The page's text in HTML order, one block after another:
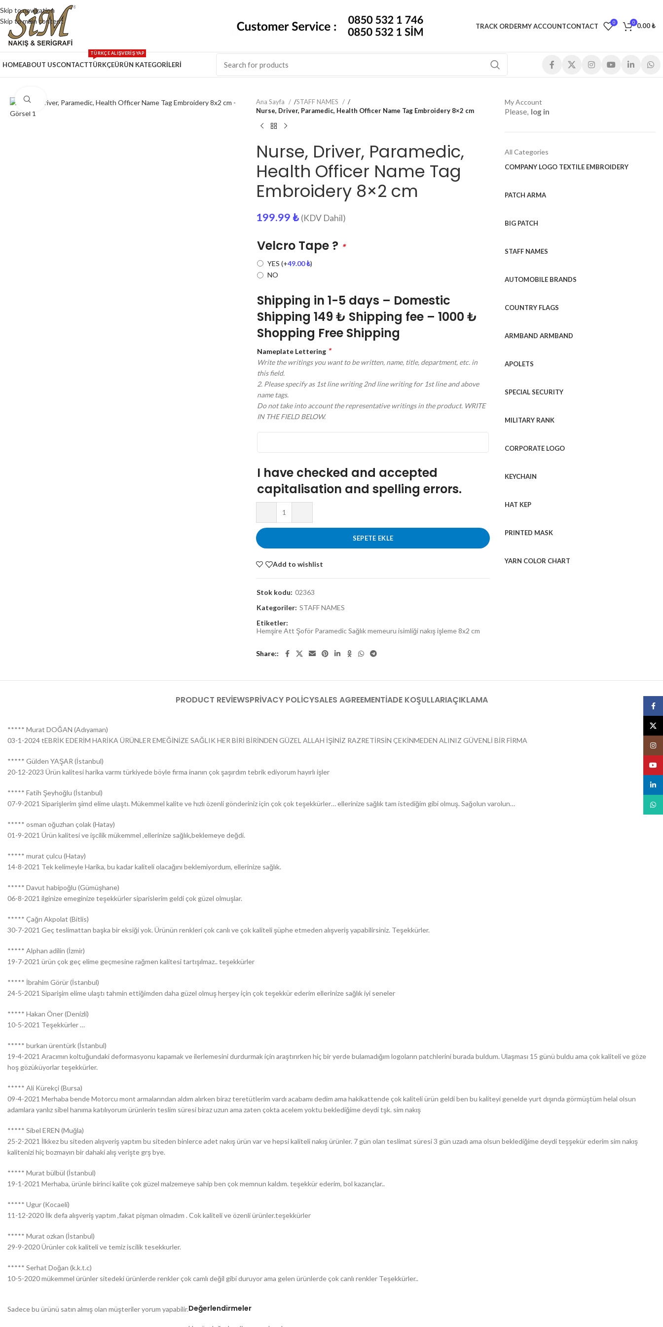
Skip to navigation
Skip to main content
TRACK ORDERMY ACCOUNTCONTACT 0 0 0.00₺
HOMEABOUT USCONTACTTÜRKÇE
TÜRKÇE ALIŞVERİŞ YAP
ÜRÜN KATEGORİLERİ
Click to enlarge Ana Sayfa /STAFF NAMES
/
Nurse, Driver, Paramedic, Health Officer Name Tag Embroidery 8×2 cm
Nurse, Driver, Paramedic,
Health Officer Name Tag
Embroidery 8×2 cm
199.99 ₺ (KDV Dahil)
Velcro Tape ? *
YES (+49.00₺)
NO
Shipping in 1-5 days – Domestic
Shipping 149 ₺ Shipping fee – 1000 ₺
Shopping Free Shipping
Nameplate Lettering *
Write the writings you want to be written, name, title, department, etc. in
this field.
2. Please specify as 1st line writing 2nd line writing for 1st line and above
name tags.
Do not take into account the representative writings in the product. WRITE
IN THE FIELD BELOW.
I have checked and accepted
capitalisation and spelling errors.
SEPETE EKLE
Add to wishlist
Stok kodu: 02363
Kategoriler: STAFF NAMES
Etiketler:
Hemşire Att Şoför Paramedic Sağlık memeuru isimliği nakış işleme 8x2 cm
Share:
My Account
Please, log in
All Categories
COMPANY LOGO TEXTILE EMBROIDERY
PATCH ARMA
BIG PATCH
STAFF NAMES
AUTOMOBILE BRANDS
COUNTRY FLAGS
ARMBAND ARMBAND
APOLETS
SPECIAL SECURITY
MILITARY RANK
CORPORATE LOGO
KEYCHAIN
HAT KEP
PRINTED MASK
YARN COLOR CHART
PRODUCT REVIEWSPRIVACY POLICYSALES AGREEMENTİADE KOŞULLARIAÇIKLAMA
***** Murat DOĞAN (Adıyaman)
03-1-2024 tEBRİK EDERİM HARİKA ÜRÜNLER EMEĞİNİZE SAĞLIK HER BİRİ BİRİNDEN GÜZEL ALLAH İŞİNİZ RAZRETİRSİN ÇEKİNMEDEN ALINIZ GÜVENLİ BİR FİRMA
***** Gülden YAŞAR (İstanbul)
20-12-2023 Ürün kalitesi harika varmı türkiyede böyle firma inanın çok şaşırdım tebrik ediyorum hayırlı işler
***** Fatih Şeyhoğlu (İstanbul)
07-9-2021 Siparişlerim şimd elime ulaştı. Mükemmel kalite ve hızlı özenli gönderiniz için çok çok teşekkürler… ellerinize sağlık tam istediğim gibi olmuş. Sağolun varolun…
***** osman oğuzhan çolak (Hatay)
01-9-2021 Ürün kalitesi ve işcilik mükemmel ,ellerinize sağlık,beklemeye değdi.
***** murat çulcu (Hatay)
14-8-2021 Tek kelimeyle Harika, bu kadar kaliteli olacağını beklemiyordum, ellerinize sağlık.
***** Davut habipoğlu (Gümüşhane)
06-8-2021 ilginize emeginize teşekkürler siparislerim geldi çok güzel olmuşlar.
***** Çağrı Akpolat (Bitlis)
30-7-2021 Geç teslimattan başka bir eksiği yok. Ürünün renkleri çok canlı ve çok kaliteli şüphe etmeden alışveriş yapabilirsiniz. Teşekkürler.
***** Alphan adilin (İzmir)
19-7-2021 ürün çok geç elime geçmesine rağmen kalitesi tartışılmaz.. teşekkürler
***** İbrahim Görür (İstanbul)
24-5-2021 Siparişim elime ulaştı tahmin ettiğimden daha güzel olmuş herşey için çok teşekkür ederim ellerinize sağlık iyi seneler
***** Hakan Öner (Denizli)
10-5-2021 Teşekkürler …
***** burkan ürentürk (İstanbul)
19-4-2021 Aracımın koltuğundaki deformasyonu kapamak ve ilerlemesini durdurmak için araştırırken hiç bir yerde bulamadığım logoların patchlerini burada buldum. Ulaşması 15 günü buldu ama çok kaliteli ve göze
hoş gözüküyorlar teşekkürler.
***** Ali Kürekçi (Bursa)
09-4-2021 Merhaba bende Motorcu mont armalarından aldım alırken biraz teretütlerim vardı acabamı dedim ama hakikattende çok kaliteli ürün geldi ben bu kaliteyi genelde yurt dışında görmüştüm helal olsun
adamlara yanlız sibel hanıma katılıyorum ürünlerin teslim süresi biraz uzun ama zaten çokta acelem yoktu beklediğime deydi tşk. sim nakış
***** Sibel EREN (Muğla)
25-2-2021 İlkkez bu siteden alışveriş yaptım bu siteden binlerce adet nakış ürün var ve hepsi kaliteli nakış ürünler. 7 gün olan teslimat süresi 3 gün uzadı ama olsun beklediğime deydi teşşekür ederim sim nakış
kalitenizi hiç bozmayın bir dahaki alış verişte grş bye.
***** Murat bülbül (İstanbul)
19-1-2021 Merhaba, ürünle birinci kalite çok güzel malzemeye sahip ben çok memnun kaldım. teşekkür ederim, bol kazançlar..
***** Ugur (Kocaeli)
11-12-2020 İlk defa alışveriş yaptım ,fakat pişman olmadım . Cok kaliteli ve özenli ürünler.teşekkürler
***** Murat ozkan (İstanbul)
29-9-2020 Ürünler cok kaliteli ve temiz iscilik tesekkurler.
***** Serhat Doğan (k.k.t.c)
10-5-2020 mükemmel ürünler sitedeki ürünlerde renkler çok camlı değil gibi duruyor ama gelen ürünlerde çok canlı renkler Teşekkürler..
Değerlendirmeler
Sadece bu ürünü satın almış olan müşteriler yorum yapabilir.